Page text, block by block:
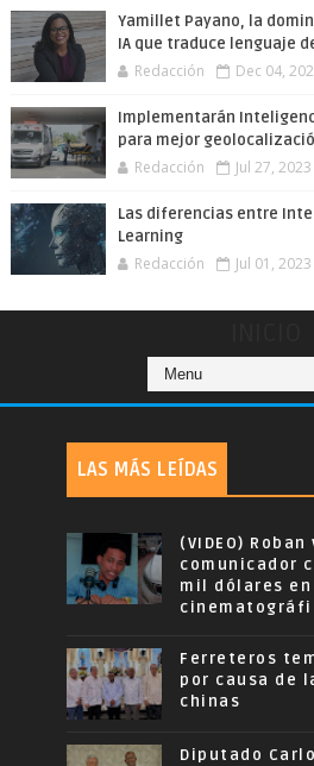
Yamillet Payano, la
IA que traduce lenguaje
Redacción Dec 04,
Implementarán
para mejor
Redacción Jul 27, 2023
Las diferencias entre
Learning
Redacción Jul 01, 2023
LAS MÁS LEÍDAS
(VIDEO)
comunicador
mil dólares
Ferreteros
por causa de
chinas
Diputado